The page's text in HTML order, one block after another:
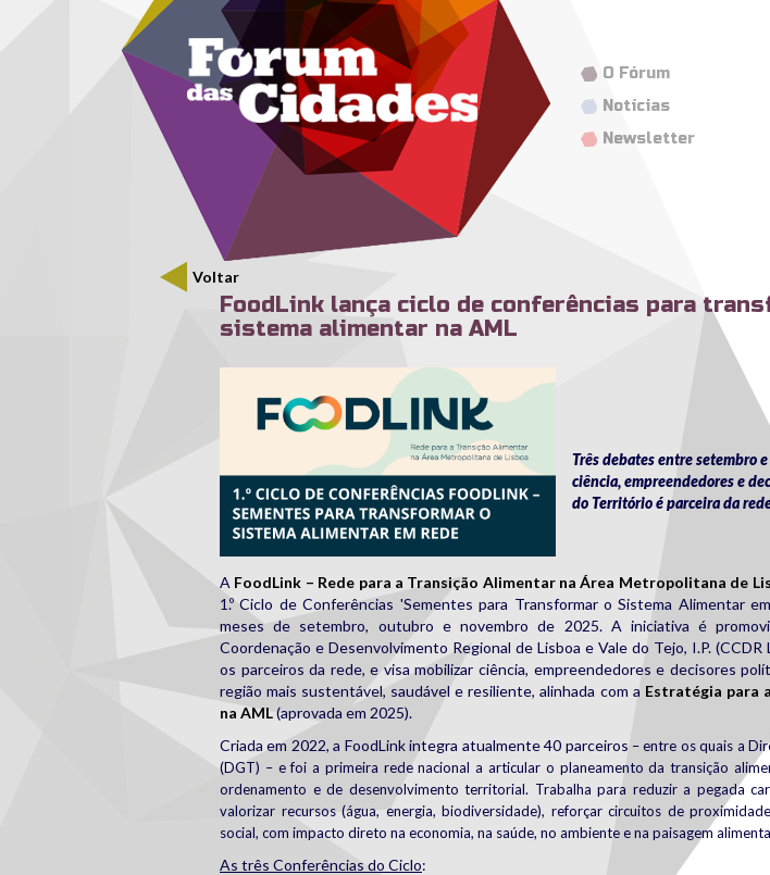
Passar para o conteúdo principalMenu secundário
O Fórum
Notícias
Newsletter
Voltar
FoodLink lança ciclo de conferências para
sistema alimentar na AML
1_conferencia_redessociaisccdrlvt.png
Três debates entre setembro
ciência, empreendedores e
do Território é parceira da
A FoodLink – Rede para a Transição Alimentar na Área Metropolitana de
1.º Ciclo de Conferências 'Sementes para Transformar o Sistema Alimentar
meses de setembro, outubro e novembro de 2025. A iniciativa é
Coordenação e Desenvolvimento Regional de Lisboa e Vale do Tejo, I.P.
os parceiros da rede, e visa mobilizar ciência, empreendedores e decisores
região mais sustentável, saudável e resiliente, alinhada com a Estratégia para
na AML(aprovada em 2025).
Criada em 2022, a FoodLink integra atualmente 40 parceiros – entre os quais a
(DGT) – e foi a primeira rede nacional a articular o planeamento da transição
ordenamento e de desenvolvimento territorial. Trabalha para reduzir a pegada
valorizar recursos (água, energia, biodiversidade), reforçar circuitos de
social, com impacto direto na economia, na saúde, no ambiente e na paisagem
As três Conferências do Ciclo: